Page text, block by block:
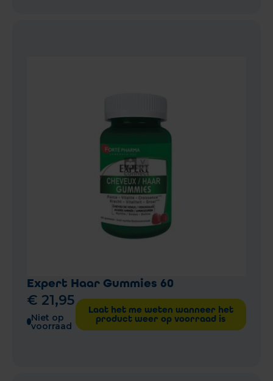
Expert Haar Gummies 60
€ 21,95
Niet op
voorraad
Laat het me weten wanneer het
product weer op voorraad is